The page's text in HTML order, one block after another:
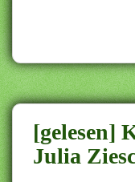
[gelesen]
Julia